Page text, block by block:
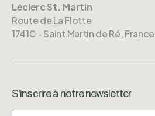
Leclerc St. Martin
Route de La Flotte
17410 - Saint Martin de Ré, France
S'inscrire à notre newsletter